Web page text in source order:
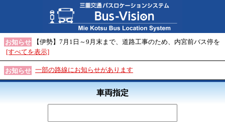
お知らせ
【伊勢】7月1日～9月末まで、道路工事のため、内宮前バス停を
[すべてを表示]
お知らせ 一部の路線にお知らせがあります
車両指定